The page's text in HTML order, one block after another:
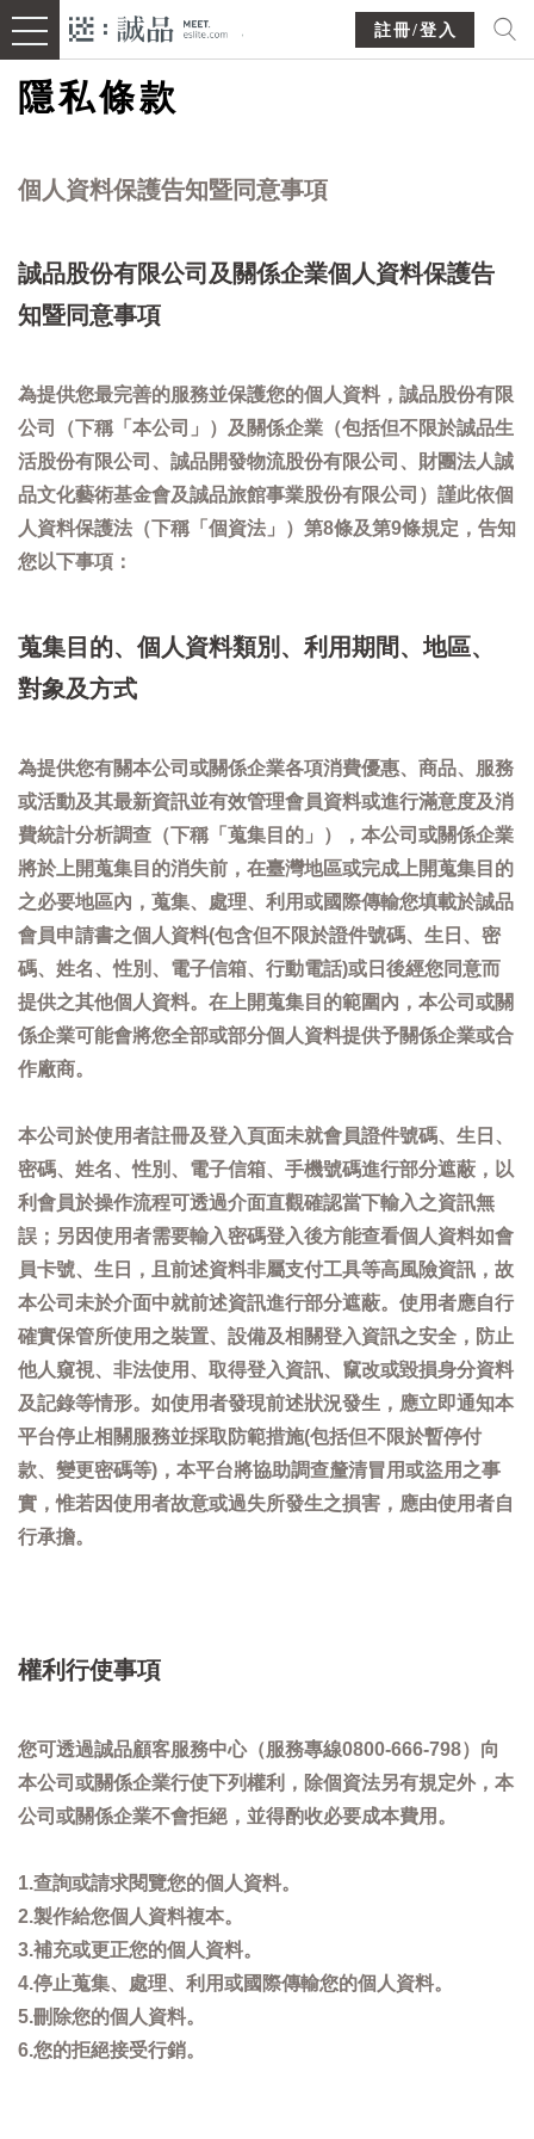
註冊/登入
隱私條款
個人資料保護告知暨同意事項
誠品股份有限公司及關係企業個人資料保護告
知暨同意事項
為提供您最完善的服務並保護您的個人資料，誠品股份有限
公司（下稱「本公司」）及關係企業（包括但不限於誠品生
活股份有限公司、誠品開發物流股份有限公司、財團法人誠
品文化藝術基金會及誠品旅館事業股份有限公司）謹此依個
人資料保護法（下稱「個資法」）第8條及第9條規定，告知
您以下事項：
蒐集目的、個人資料類別、利用期間、地區、
對象及方式
為提供您有關本公司或關係企業各項消費優惠、商品、服務
或活動及其最新資訊並有效管理會員資料或進行滿意度及消
費統計分析調查（下稱「蒐集目的」），本公司或關係企業
將於上開蒐集目的消失前，在臺灣地區或完成上開蒐集目的
之必要地區內，蒐集、處理、利用或國際傳輸您填載於誠品
會員申請書之個人資料(包含但不限於證件號碼、生日、密
碼、姓名、性別、電子信箱、行動電話)或日後經您同意而
提供之其他個人資料。在上開蒐集目的範圍內，本公司或關
係企業可能會將您全部或部分個人資料提供予關係企業或合
作廠商。
本公司於使用者註冊及登入頁面未就會員證件號碼、生日、
密碼、姓名、性別、電子信箱、手機號碼進行部分遮蔽，以
利會員於操作流程可透過介面直觀確認當下輸入之資訊無
誤；另因使用者需要輸入密碼登入後方能查看個人資料如會
員卡號、生日，且前述資料非屬支付工具等高風險資訊，故
本公司未於介面中就前述資訊進行部分遮蔽。使用者應自行
確實保管所使用之裝置、設備及相關登入資訊之安全，防止
他人窺視、非法使用、取得登入資訊、竄改或毀損身分資料
及記錄等情形。如使用者發現前述狀況發生，應立即通知本
平台停止相關服務並採取防範措施(包括但不限於暫停付
款、變更密碼等)，本平台將協助調查釐清冒用或盜用之事
實，惟若因使用者故意或過失所發生之損害，應由使用者自
行承擔。
權利行使事項
您可透過誠品顧客服務中心（服務專線0800-666-798）向
本公司或關係企業行使下列權利，除個資法另有規定外，本
公司或關係企業不會拒絕，並得酌收必要成本費用。
1.查詢或請求閱覽您的個人資料。
2.製作給您個人資料複本。
3.補充或更正您的個人資料。
4.停止蒐集、處理、利用或國際傳輸您的個人資料。
5.刪除您的個人資料。
6.您的拒絕接受行銷。